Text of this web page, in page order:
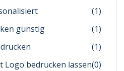
(1)
günstig
(1)
(1)
Logo bedrucken lassen(0)